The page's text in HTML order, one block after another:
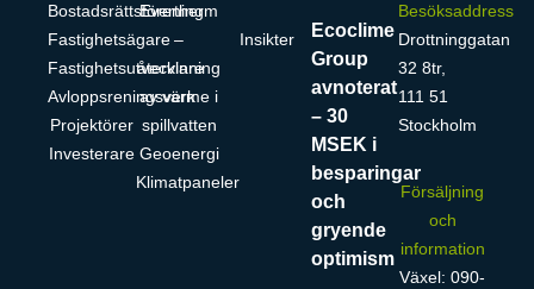
Bostadsrättsförening
Fastighetsägare
Fastighetsutvecklare
Avloppsreningsverk
Projektörer
Investerare
Evertherm
–
återvinning
av värme i
spillvatten
Geoenergi
Klimatpaneler
Insikter
Ecoclime
Group
avnoterat
– 30
MSEK i
besparingar
och
gryende
optimism
Besöksaddress
Drottninggatan
32 8tr,
111 51
Stockholm
Försäljning
och
information
Växel: 090-